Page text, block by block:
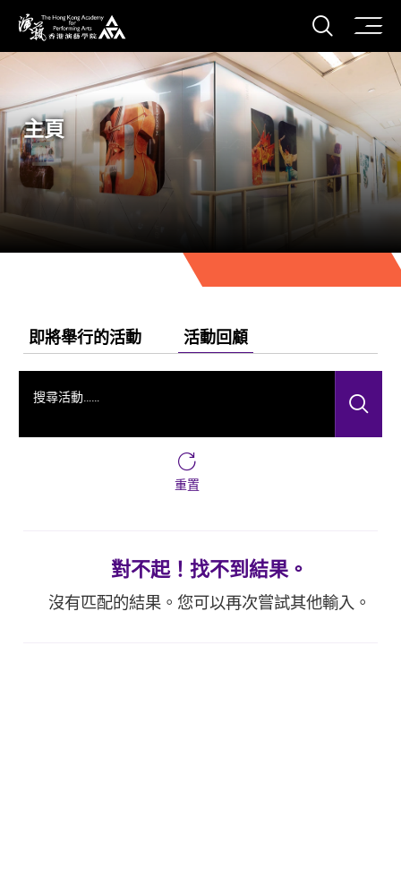
香港演藝學院
打開
主頁
即將舉行的活動 活動回顧
重置
對不起！找不到結果。
沒有匹配的結果。您可以再次嘗試其他輸入。